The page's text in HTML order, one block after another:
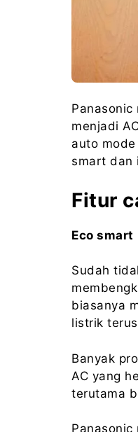
Panasonic
menjadi
auto
smart dan
Fitur
Eco smart
Sudah
biasanya
listrik
Banyak
AC yang
terutama